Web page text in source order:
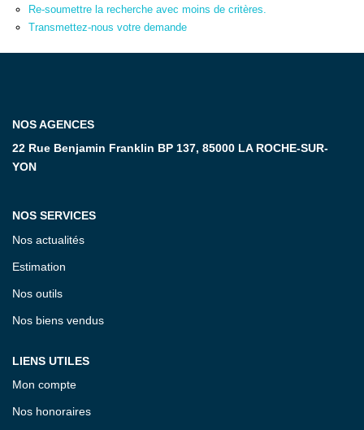
Re-soumettre la recherche avec moins de critères.
Transmettez-nous votre demande
NOS AGENCES
22 Rue Benjamin Franklin BP 137, 85000 LA ROCHE-SUR-
YON
NOS SERVICES
Nos actualités
Estimation
Nos outils
Nos biens vendus
LIENS UTILES
Mon compte
Nos honoraires